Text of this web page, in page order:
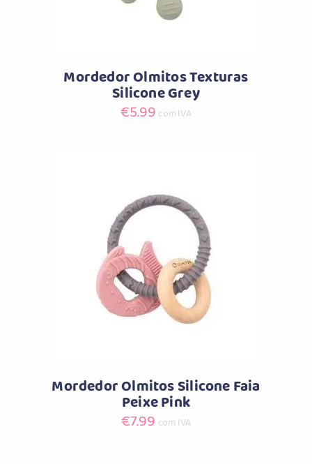
Mordedor Olmitos Texturas
Silicone Grey
€5.99 com IVA
Comprar
Mordedor Olmitos Silicone Faia
Peixe Pink
€7.99 com IVA